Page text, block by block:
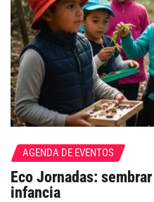
AGENDA DE EVENTOS
Eco Jornadas:
infancia